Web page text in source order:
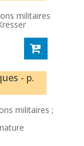
militaires
- p.
militaires ;